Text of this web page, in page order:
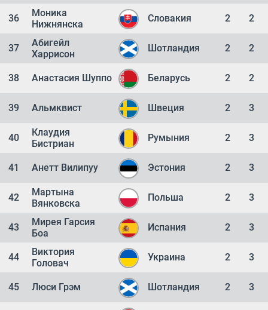
36
Моника
Нижнянска
Словакия 2 2
37
Абигейл
Харрисон
Шотландия 2 2
38 Анастасия Шуппо Беларусь 2 2
39 Альмквист Швеция 2 3
40
Клаудия
Бистриан
Румыния 2 3
41 Анетт Вилипуу Эстония 2 3
42
Мартына
Вянковска
Польша 2 3
43
Мирея Гарсия
Боа
Испания 2 3
44
Виктория
Головач
Украина 2 3
45 Люси Грэм Шотландия 2 3